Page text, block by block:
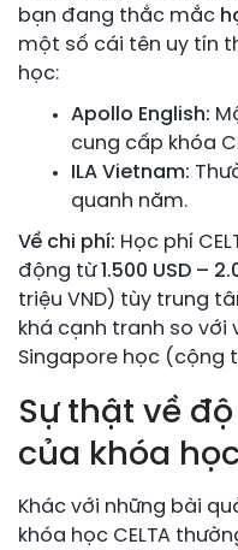
bạn đang thắc mắc
một số cái tên uy tín
học:
Apollo English:
cung cấp khóa
ILA Vietnam:
quanh năm.
Về chi phí: Học phí
động từ1.500 USD –
triệu VND) tùy trung
khá cạnh tranh so với
Singapore học (cộng
Sự thật về
của khóa học
Khác với những bài
khóa học CELTA